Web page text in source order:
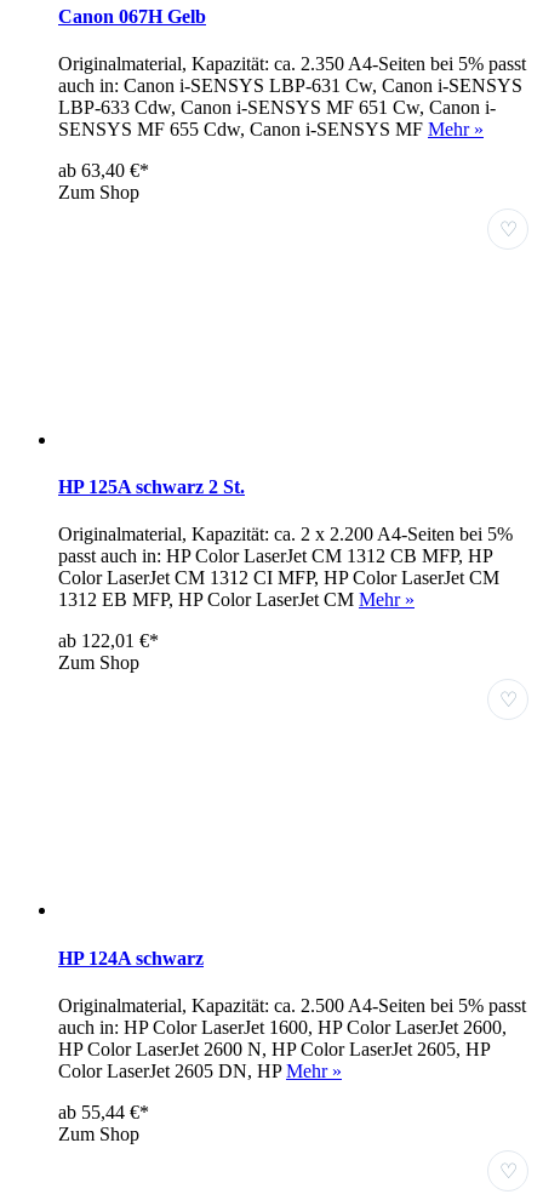
Canon 067H Gelb
Originalmaterial, Kapazität: ca. 2.350 A4-Seiten bei 5% passt
auch in: Canon i-SENSYS LBP-631 Cw, Canon i-SENSYS
LBP-633 Cdw, Canon i-SENSYS MF 651 Cw, Canon i-
SENSYS MF 655 Cdw, Canon i-SENSYS MF Mehr »
ab 63,40 €*
Zum Shop
♡
HP 125A schwarz 2 St.
Originalmaterial, Kapazität: ca. 2 x 2.200 A4-Seiten bei 5%
passt auch in: HP Color LaserJet CM 1312 CB MFP, HP
Color LaserJet CM 1312 CI MFP, HP Color LaserJet CM
1312 EB MFP, HP Color LaserJet CM Mehr »
ab 122,01 €*
Zum Shop
♡
HP 124A schwarz
Originalmaterial, Kapazität: ca. 2.500 A4-Seiten bei 5% passt
auch in: HP Color LaserJet 1600, HP Color LaserJet 2600,
HP Color LaserJet 2600 N, HP Color LaserJet 2605, HP
Color LaserJet 2605 DN, HPMehr »
ab 55,44 €*
Zum Shop
♡